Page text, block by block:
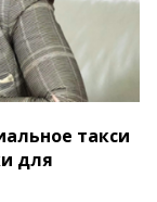
такси
для